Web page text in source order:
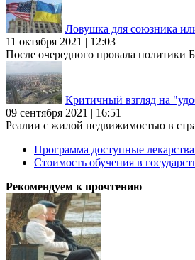
Ловушка для союзника
11 октября 2021 | 12:03
После очередного провала политики
Критичный взгляд на
09 сентября 2021 | 16:51
Реалии с жилой недвижимостью в
Программа доступные
Стоимость обучения в
Рекомендуем к прочтению